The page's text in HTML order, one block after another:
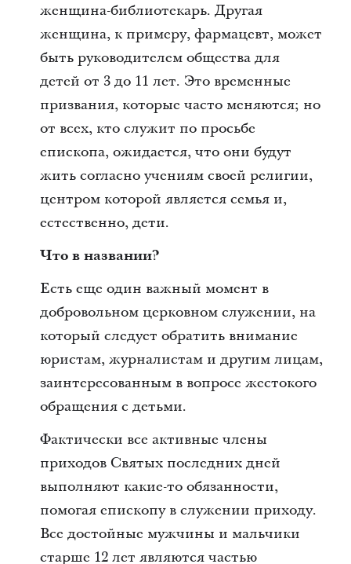
женщина-библиотекарь. Другая
женщина, к примеру, фармацевт, может
быть руководителем общества для
детей от 3 до 11 лет. Это временные
призвания, которые часто меняются; но
от всех, кто служит по просьбе
епископа, ожидается, что они будут
жить согласно учениям своей религии,
центром которой является семья и,
естественно, дети.
Что в названии?
Есть еще один важный момент в
добровольном церковном служении, на
который следует обратить внимание
юристам, журналистам и другим лицам,
заинтересованным в вопросе жестокого
обращения с детьми.
Фактически все активные члены
приходов Святых последних дней
выполняют какие-то обязанности,
помогая епископу в служении приходу.
Все достойные мужчины и мальчики
старше 12 лет являются частью